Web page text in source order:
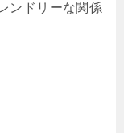
ンドリーな関係